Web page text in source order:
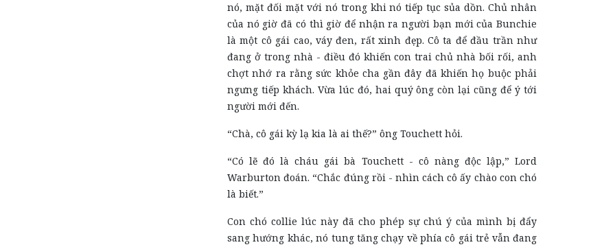
nó, mặt đối mặt với nó trong khi nó tiếp tục sủa dồn. Chủ nhân
của nó giờ đã có thì giờ để nhận ra người bạn mới của Bunchie
là một cô gái cao, váy đen, rất xinh đẹp. Cô ta để đầu trần như
đang ở trong nhà - điều đó khiến con trai chủ nhà bối rối, anh
chợt nhớ ra rằng sức khỏe cha gần đây đã khiến họ buộc phải
ngưng tiếp khách. Vừa lúc đó, hai quý ông còn lại cũng để ý tới
người mới đến.
“Chà, cô gái kỳ lạ kia là ai thế?” ông Touchett hỏi.
“Có lẽ đó là cháu gái bà Touchett - cô nàng độc lập,” Lord
Warburton đoán. “Chắc đúng rồi - nhìn cách cô ấy chào con chó
là biết.”
Con chó collie lúc này đã cho phép sự chú ý của mình bị đẩy
sang hướng khác, nó tung tăng chạy về phía cô gái trẻ vẫn đang